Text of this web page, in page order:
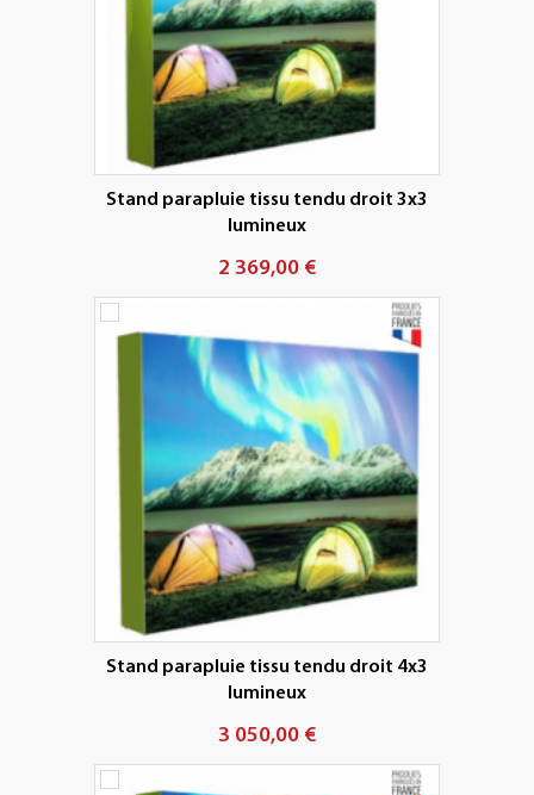
Stand parapluie tissu tendu droit 3x3
lumineux
2 369,00 €
Stand parapluie tissu tendu droit 4x3
lumineux
3 050,00 €